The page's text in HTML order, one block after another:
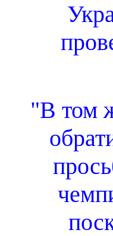
"В том